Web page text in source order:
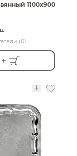
1100х900
(0)